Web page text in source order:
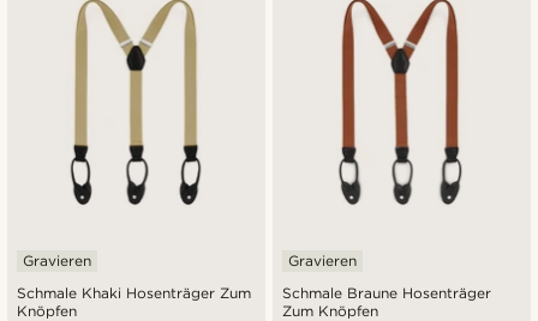
Schmale Khaki Hosenträger Zum
Knöpfen
Gravieren
Schmale Braune Hosenträger
Zum Knöpfen
Gravieren